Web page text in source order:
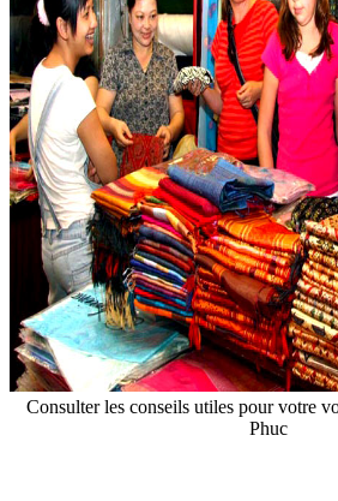
Consulter les conseils utiles pour votre
Phuc